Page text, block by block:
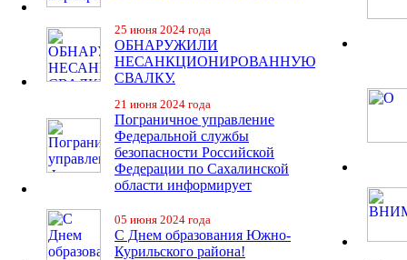
25 июня 2024 года
ОБНАРУЖИЛИ
НЕСАНКЦИОНИРОВАННУЮ
СВАЛКУ.
21 июня 2024 года
Пограничное управление
Федеральной службы
безопасности Российской
Федерации по Сахалинской
области информирует
05 июня 2024 года
С Днем образования Южно-
Курильского района!